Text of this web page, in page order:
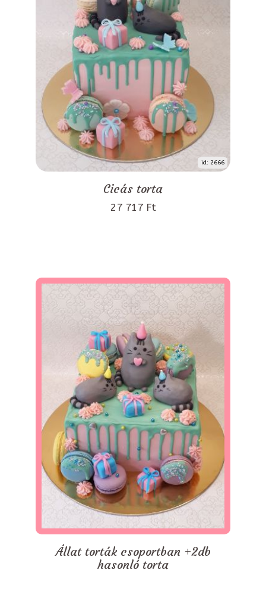
id: 2666
Cicás torta
27 717 Ft
Állat torták csoportban +2db
hasonló torta